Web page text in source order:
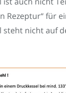
Rezeptur“ für
steht nicht auf